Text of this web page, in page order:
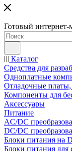
Готовый интернет-
Каталог
Средства для
Одноплатные
Отладочные
Компоненты для
Аксессуары
Питание
AC/DC
DC/DC
Блоки питания на
Блоки питания для